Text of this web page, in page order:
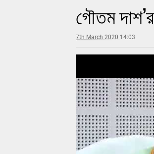
গৌতম
7th March 2020 14:03